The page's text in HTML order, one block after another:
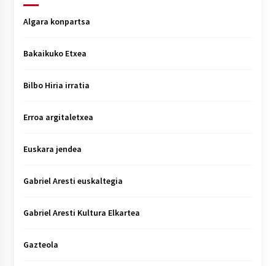
Algara konpartsa
Bakaikuko Etxea
Bilbo Hiria irratia
Erroa argitaletxea
Euskara jendea
Gabriel Aresti euskaltegia
Gabriel Aresti Kultura Elkartea
Gazteola